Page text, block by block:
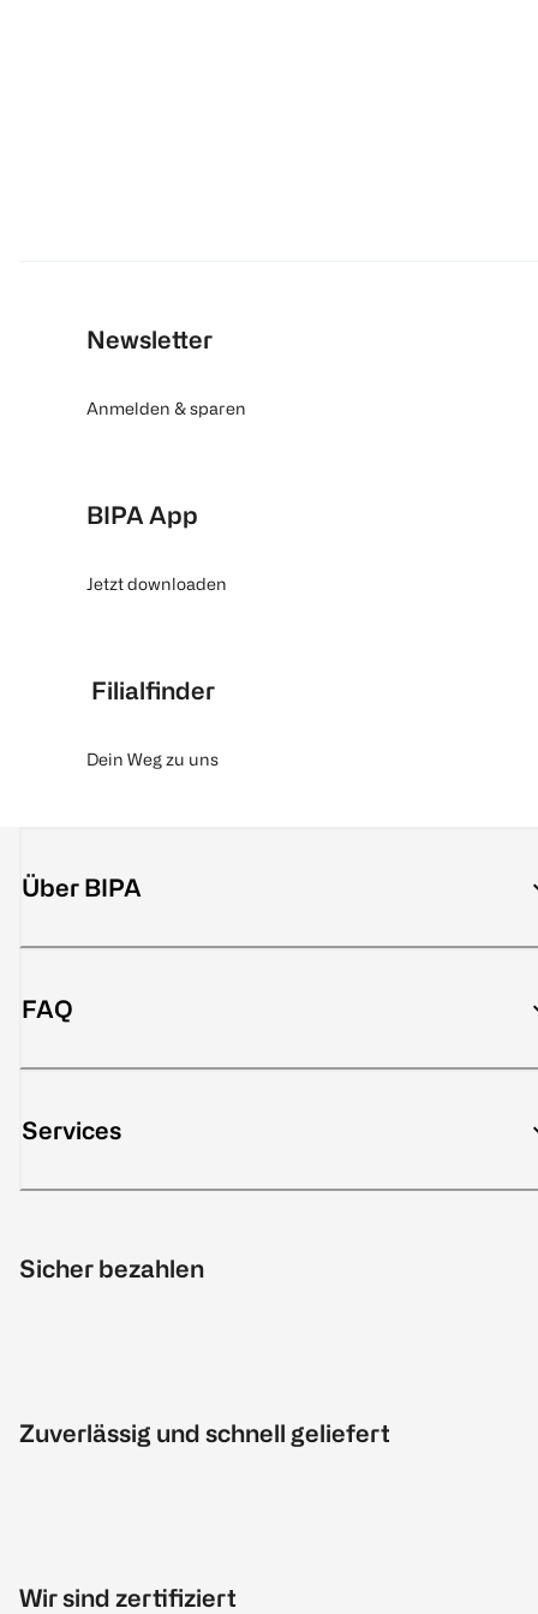
Newsletter
Anmelden & sparen
BIPA App
Jetzt downloaden
Filialfinder
Dein Weg zu uns
Über BIPA
FAQ
Services
Sicher bezahlen
Zuverlässig und schnell geliefert
Wir sind zertifiziert